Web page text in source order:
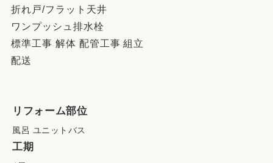
折れ戸/フラット天井
ワンプッシュ排水栓
標準工事 解体 配管工事 組立
配送
リフォーム部位
風呂 ユニットバス
工期